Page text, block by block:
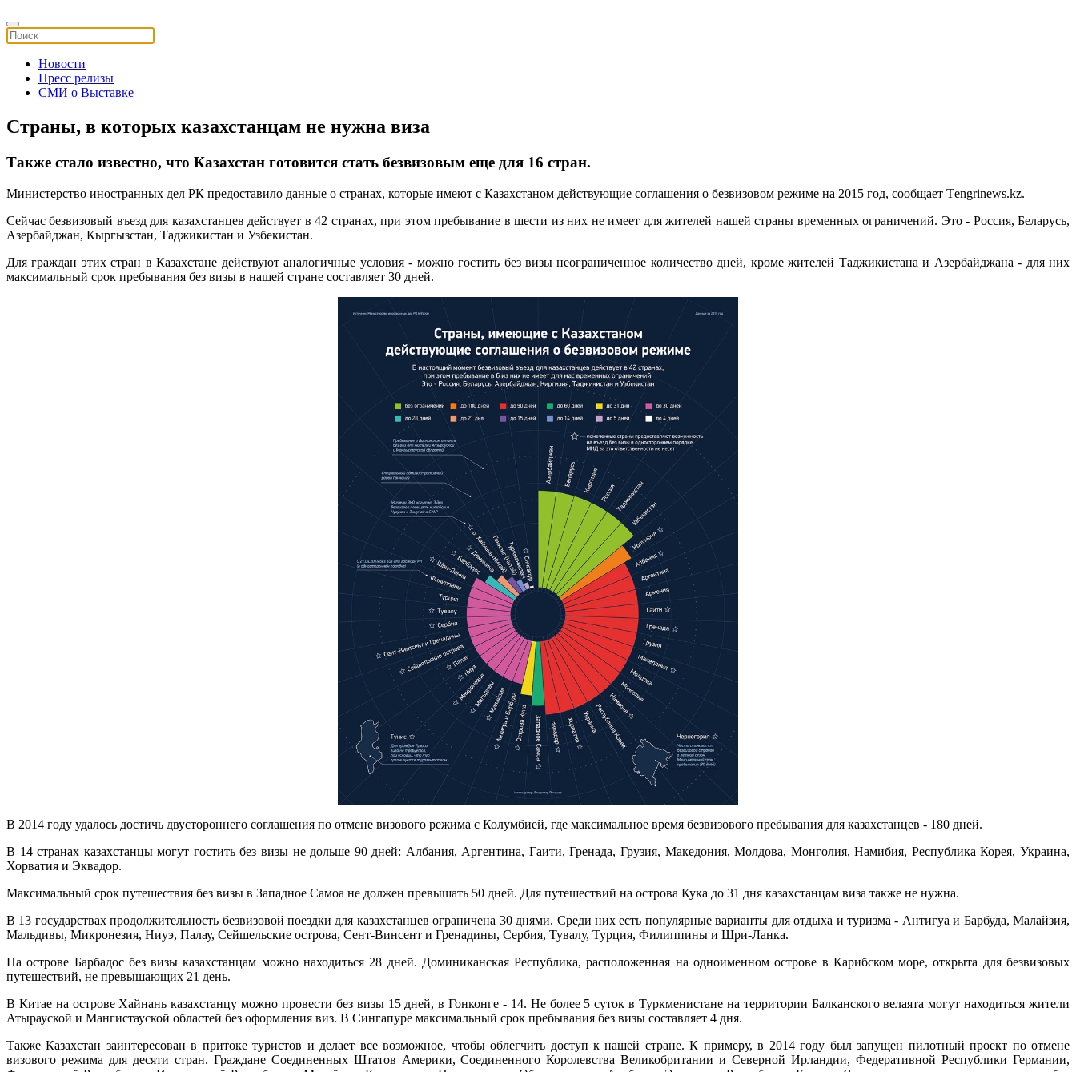
Новости
Пресс релизы
СМИ о Выставке
Страны, в которых казахстанцам не нужна виза
Также стало известно, что Казахстан готовится стать безвизовым еще для 16 стран.
Министерство иностранных дел РК предоставило данные о странах, которые имеют с Казахстаном действующие соглашения о безвизовом режиме на 2015 год, сообщает Тengrinews.kz.
Сейчас безвизовый въезд для казахстанцев действует в 42 странах, при этом пребывание в шести из них не имеет для жителей нашей страны временных ограничений. Это - Россия, Беларусь,
Азербайджан, Кыргызстан, Таджикистан и Узбекистан.
Для граждан этих стран в Казахстане действуют аналогичные условия - можно гостить без визы неограниченное количество дней, кроме жителей Таджикистана и Азербайджана - для них
максимальный срок пребывания без визы в нашей стране составляет 30 дней.
В 2014 году удалось достичь двустороннего соглашения по отмене визового режима с Колумбией, где максимальное время безвизового пребывания для казахстанцев - 180 дней.
В 14 странах казахстанцы могут гостить без визы не дольше 90 дней: Албания, Аргентина, Гаити, Гренада, Грузия, Македония, Молдова, Монголия, Намибия, Республика Корея, Украина,
Хорватия и Эквадор.
Максимальный срок путешествия без визы в Западное Самоа не должен превышать 50 дней. Для путешествий на острова Кука до 31 дня казахстанцам виза также не нужна.
В 13 государствах продолжительность безвизовой поездки для казахстанцев ограничена 30 днями. Среди них есть популярные варианты для отдыха и туризма - Антигуа и Барбуда, Малайзия,
Мальдивы, Микронезия, Ниуэ, Палау, Сейшельские острова, Сент-Винсент и Гренадины, Сербия, Тувалу, Турция, Филиппины и Шри-Ланка.
На острове Барбадос без визы казахстанцам можно находиться 28 дней. Доминиканская Республика, расположенная на одноименном острове в Карибском море, открыта для безвизовых
путешествий, не превышающих 21 день.
В Китае на острове Хайнань казахстанцу можно провести без визы 15 дней, в Гонконге - 14. Не более 5 суток в Туркменистане на территории Балканского велаята могут находиться жители
Атырауской и Мангистауской областей без оформления виз. В Сингапуре максимальный срок пребывания без визы составляет 4 дня.
Также Казахстан заинтересован в притоке туристов и делает все возможное, чтобы облегчить доступ к нашей стране. К примеру, в 2014 году был запущен пилотный проект по отмене
визового режима для десяти стран. Граждане Соединенных Штатов Америки, Соединенного Королевства Великобритании и Северной Ирландии, Федеративной Республики Германии,